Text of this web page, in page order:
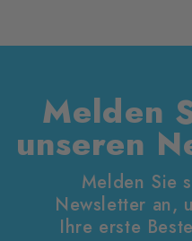
Melden
unseren
Melden Sie
Newsletter an,
Ihre erste